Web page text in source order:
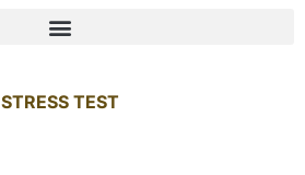
STRESS TEST